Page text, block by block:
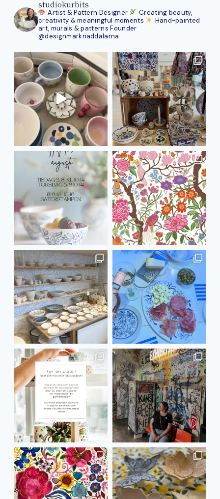
studiokurbits
Artist & Pattern Designer
Creating beauty,
creativity & meaningful moments
Hand-painted
art, murals & patterns Founder
@designmarknaddalarna